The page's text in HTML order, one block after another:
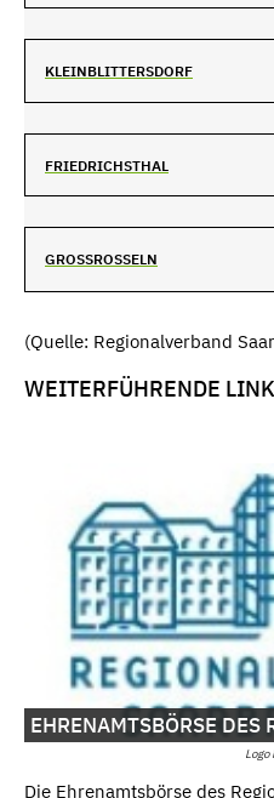
KLEINBLITTERSDORF
FRIEDRICHSTHAL
GROSSROSSELN
(Quelle: Regionalverband
WEITERFÜHRENDE
EHRENAMTSBÖRSE DES
Die Ehrenamtsbörse des